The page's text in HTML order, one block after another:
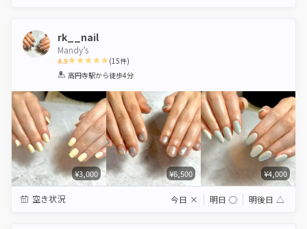
rk__nail
Mandy’s
4.9
1 2 3 4 5
(15件)
高円寺駅から徒歩4分
¥3,000 ¥6,500 ¥4,000
空き状況 今日 × 明日 ◯ 明後日 △